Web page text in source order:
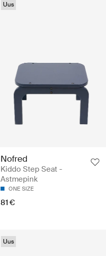
Uus
Nofred
Kiddo Step Seat -
Astmepink
ONE SIZE
81 €
Uus